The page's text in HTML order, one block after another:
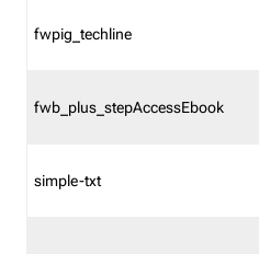
fwpig_techline
fwb_plus_stepAccessEbook
simple-txt